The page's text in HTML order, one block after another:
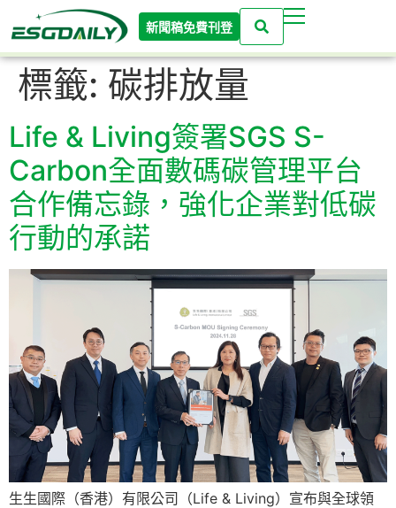
新聞稿免費刊登
標籤: 碳排放量
Life & Living簽署SGS S-
Carbon全面數碼碳管理平台
合作備忘錄，強化企業對低碳
行動的承諾
生生國際（香港）有限公司（Life & Living）宣布與全球領